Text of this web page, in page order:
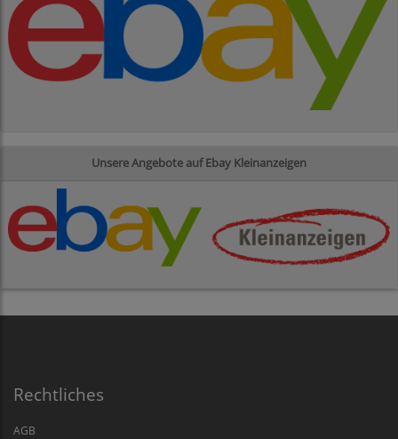
Unsere Angebote auf Ebay Kleinanzeigen
Rechtliches
AGB